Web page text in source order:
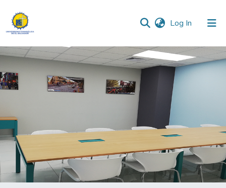
Log In (current)
Communities & Collections
All of DSpace